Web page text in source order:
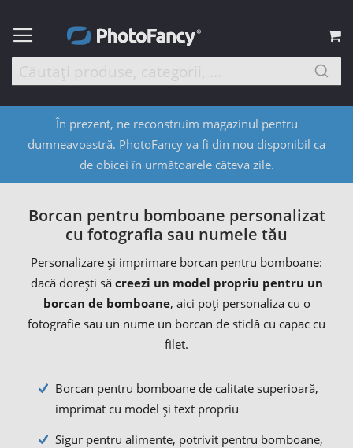
În prezent, ne reconstruim magazinul pentru
dumneavoastră. PhotoFancy va fi din nou disponibil ca
de obicei în următoarele câteva zile.
Borcan pentru bomboane personalizat
cu fotografia sau numele tău
Personalizare și imprimare borcan pentru bomboane:
dacă dorești să creezi un model propriu pentru un
borcan de bomboane, aici poți personaliza cu o
fotografie sau un nume un borcan de sticlă cu capac cu
filet.
Borcan pentru bomboane de calitate superioară,
imprimat cu model și text propriu
Sigur pentru alimente, potrivit pentru bomboane,